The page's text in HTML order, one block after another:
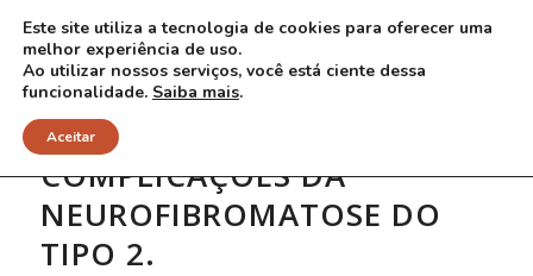
COMPLICAÇÕES DA
NEUROFIBROMATOSE DO
TIPO 2.
Este site utiliza a tecnologia de cookies para oferecer uma
melhor experiência de uso.
Ao utilizar nossos serviços, você está ciente dessa
funcionalidade. Saiba mais.
Aceitar